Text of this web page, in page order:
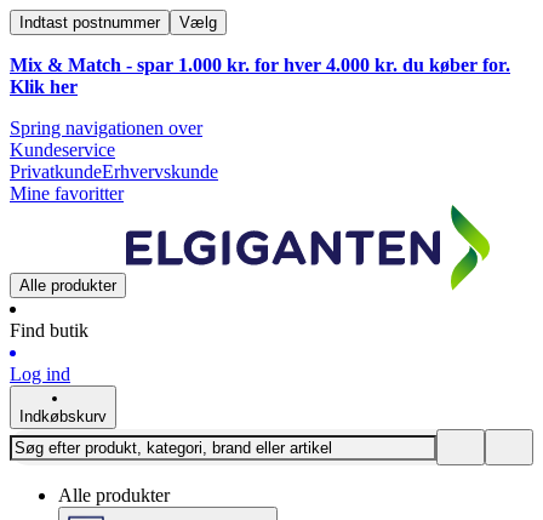
Indtast postnummer Vælg
Mix & Match - spar 1.000 kr. for hver 4.000 kr. du køber for.
Klik her
Spring navigationen over
Kundeservice
PrivatkundeErhvervskunde
Mine favoritter
Alle produkter
Find butik
Log ind
Indkøbskurv
Alle produkter